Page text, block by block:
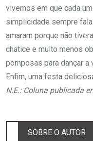
vivemos em que cada
simplicidade sempre
amaram porque não
chatice e muito menos
pomposas para dançar a
Enfim, uma festa
N.E.: Coluna publicada
SOBRE O AUTOR